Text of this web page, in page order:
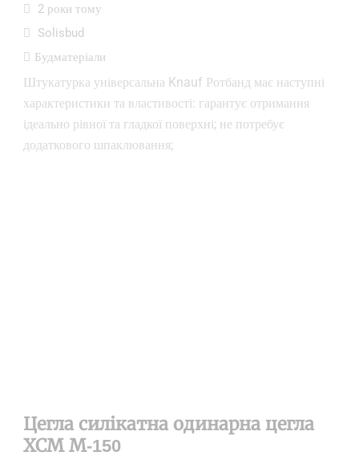
2 роки тому
Solisbud
Будматеріали
Штукатурка універсальна Knauf Ротбанд має наступні
характеристики та властивості: гарантує отримання
ідеально рівної та гладкої поверхні; не потребує
додаткового шпаклювання;
Цегла силікатна одинарна цегла
ХСМ М-150